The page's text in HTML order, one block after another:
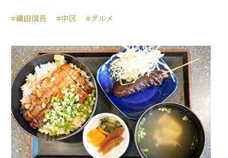
#織田信長 #中区 #グルメ